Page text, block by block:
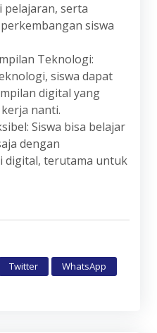
pelajaran, serta
siswa
Teknologi:
siswa dapat
digital yang
nanti.
Siswa bisa belajar
dengan
digital, terutama untuk
Twitter
WhatsApp